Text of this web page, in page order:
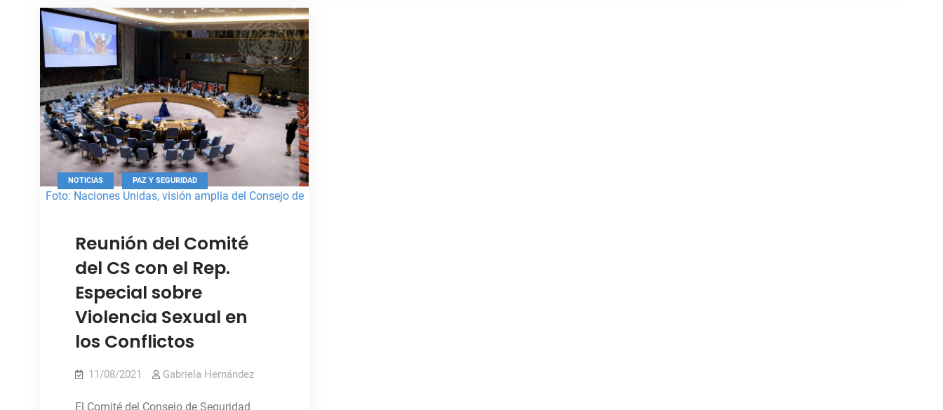
Foto: Naciones Unidas, visión amplia del Consejo de
NOTICIAS , PAZ Y SEGURIDAD
Reunión del Comité
del CS con el Rep.
Especial sobre
Violencia Sexual en
los Conflictos
11/08/2021 Gabriela Hernández
El Comité del Consejo de Seguridad